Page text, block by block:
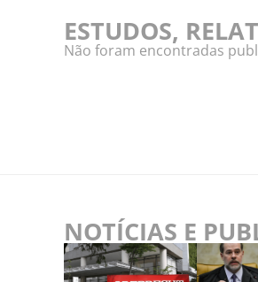
ESTUDOS,
Não foram encontradas
NOTÍCIAS E